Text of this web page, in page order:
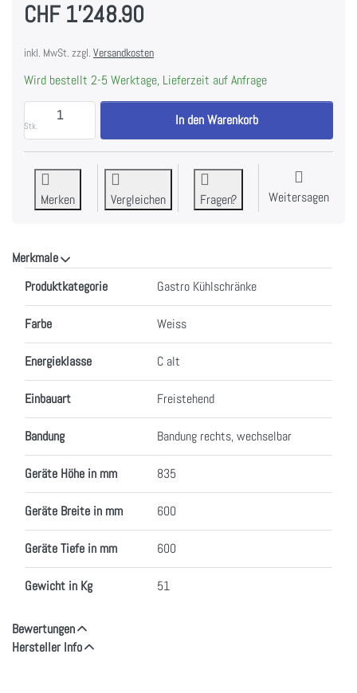
CHF 1'248.90
inkl. MwSt. zzgl. Versandkosten
Wird bestellt 2-5 Werktage, Lieferzeit auf Anfrage
Stk.
FORS CCV 150 W Gewerbe-Kühlschrank, Volltür,
In den Warenkorb
Merken Vergleichen Fragen? Weitersagen
Merkmale
Produktkategorie Gastro Kühlschränke
Farbe Weiss
Energieklasse C alt
Einbauart Freistehend
Bandung Bandung rechts, wechselbar
Geräte Höhe in mm 835
Geräte Breite in mm 600
Geräte Tiefe in mm 600
Gewicht in Kg 51
Bewertungen
Hersteller Info